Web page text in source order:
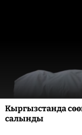
Кыргызстанда
салынды